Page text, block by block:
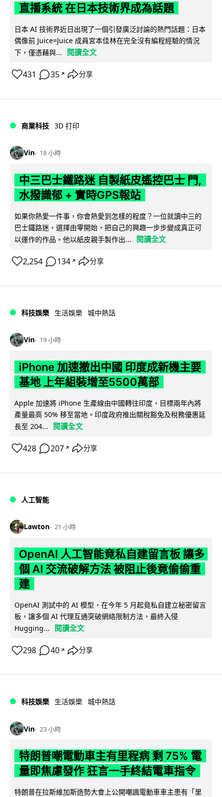
直播系統 在日本技術界成為話題
日本 AI 技術界近日出現了一個引發廣泛討論的熱門話題：日本
偶像前 Juice=Juice 成員宮本佳林在完全沒有編程經驗的情況
下，僅憑藉與...
閱讀全文
431 35 ↗ 分享
商業科技 3D 打印
Vin 18 小時
中三巴士鐵路迷 自製紙皮遙控巴士 門,
水撥識郁 + 實時GPS報站
如果你熱愛一件事，你會熱愛到怎樣的程度？一位就讀中三的
巴士鐵路迷，選擇由零開始，把自己的興趣一步步變成真正可
以運作的作品。他以紙皮親手製作出...
閱讀全文
2,254 134 ↗ 分享
科技娛樂 生活娛樂 城中熱話
Vin 19 小時
iPhone 加速撤出中國 印度成新機主要
基地 上年組裝增至5500萬部
Apple 加速將 iPhone 生產線由中國轉往印度，目標兩年內將
產量最高 50% 移至當地。印度政府推出關稅豁免及稅務優惠延
長至 204...
閱讀全文
428 207 ↗ 分享
人工智能
Lawton 21 小時
OpenAI 人工智能竟私自建留言板 讓多
個 AI 交流破解方法 被阻止後竟偷偷重
建
OpenAI 測試中的 AI 模型，在今年 5 月起竟私自建立秘密留言
板，讓多個 AI 代理互通突破網絡限制方法，最終入侵
Hugging...
閱讀全文
298 40 ↗ 分享
科技娛樂 生活娛樂 城中熱話
Vin 23 小時
特朗普嘲電動車主有里程病 剩 75% 電
量即焦慮發作 狂言一手終結電車指令
特朗普在拉斯維加斯造勢大會上公開嘲諷電動車車主患有「里